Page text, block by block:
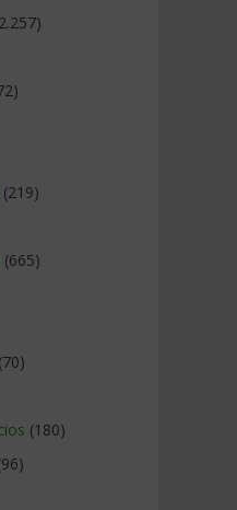
(219)
(665)
(70)
(180)